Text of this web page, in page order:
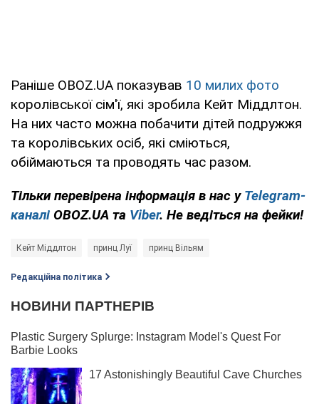
Раніше OBOZ.UA показував 10 милих фото
королівської сім'ї, які зробила Кейт Міддлтон.
На них часто можна побачити дітей подружжя
та королівських осіб, які сміються,
обіймаються та проводять час разом.
Тільки перевірена інформація в нас у Telegram-
каналі OBOZ.UA та Viber. Не ведіться на фейки!
Кейт Міддлтон принц Луї принц Вільям
Редакційна політика